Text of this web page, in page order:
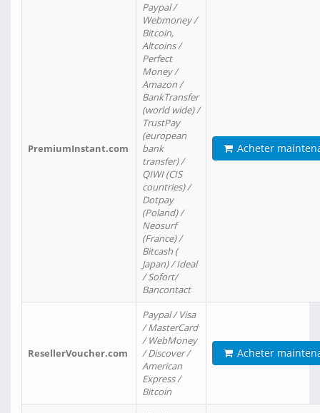
PremiumInstant.com
Paypal /
Webmoney /
Bitcoin,
Altcoins /
Perfect
Money /
Amazon /
BankTransfer
(world wide) /
TrustPay
(european
bank
transfer) /
QIWI (CIS
countries) /
Dotpay
(Poland) /
Neosurf
(France) /
Bitcash (
Japan) / Ideal
/ Sofort/
Bancontact
Acheter
ResellerVoucher.com
Paypal / Visa
/ MasterCard
/ WebMoney
/ Discover /
American
Express /
Bitcoin
Acheter